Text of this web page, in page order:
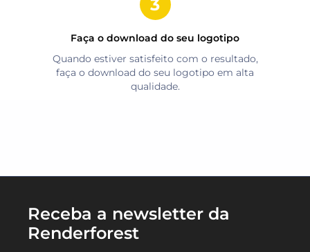
Faça o download do seu logotipo
Quando estiver satisfeito com o resultado,
faça o download do seu logotipo em alta
qualidade.
Receba a newsletter da
Renderforest